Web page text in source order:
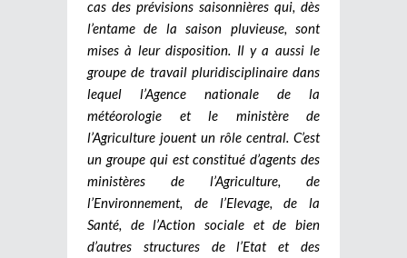
cas des prévisions saisonnières qui, dès
l’entame de la saison pluvieuse, sont
mises à leur disposition. Il y a aussi le
groupe de travail pluridisciplinaire dans
lequel l’Agence nationale de la
météorologie et le ministère de
l’Agriculture jouent un rôle central. C’est
un groupe qui est constitué d’agents des
ministères de l’Agriculture, de
l’Environnement, de l’Elevage, de la
Santé, de l’Action sociale et de bien
d’autres structures de l’Etat et des